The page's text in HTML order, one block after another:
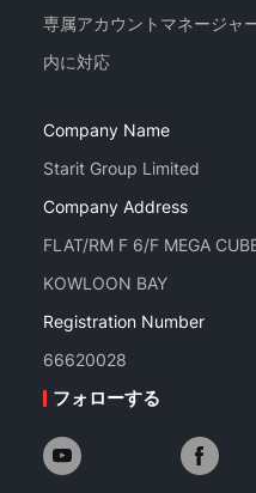
専属アカウントマネージャ
Company Name
Starit Group Limited
Company Address
FLAT/RM F 6/F MEGA
KOWLOON BAY
Registration Number
66620028
フォローする